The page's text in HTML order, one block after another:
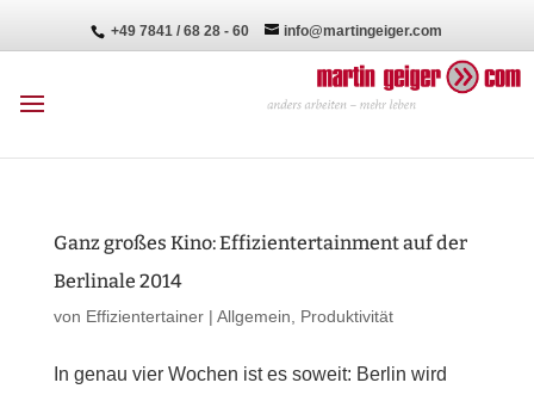
+49 7841 / 68 28 - 60 info@martingeiger.com
Ganz großes Kino: Effizientertainment auf der
Berlinale 2014
von Effizientertainer| Allgemein Produktivität
In genau vier Wochen ist es soweit: Berlin wird